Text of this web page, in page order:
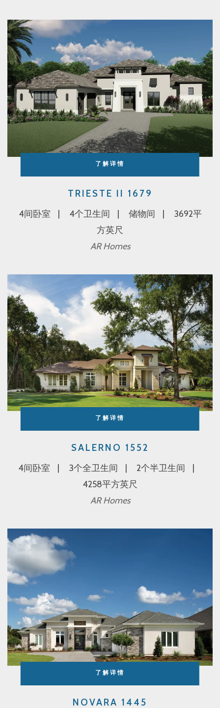
了解详情
NOVARA 1445
了解详情
SALERNO 1552
4间卧室 3个全卫生间
2个半卫生间
4258平方英尺
AR Homes
了解详情
TRIESTE II 1679
4间卧室 4个卫生间 储物间
3692平
方英尺
AR Homes